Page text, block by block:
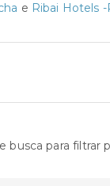
e Ribai Hotels -
para filtrar